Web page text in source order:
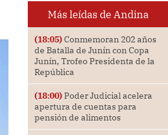
Más leídas de Andina
(18:05)Conmemoran 202 años
de Batalla de Junín con Copa
Junín, Trofeo Presidenta de la
República
(18:00)Poder Judicial acelera
apertura de cuentas para
pensión de alimentos